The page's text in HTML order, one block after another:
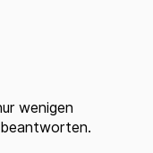
wenigen